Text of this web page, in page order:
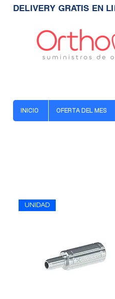
DELIVERY GRATIS EN
INICIO OFERTA DEL MES
UNIDAD